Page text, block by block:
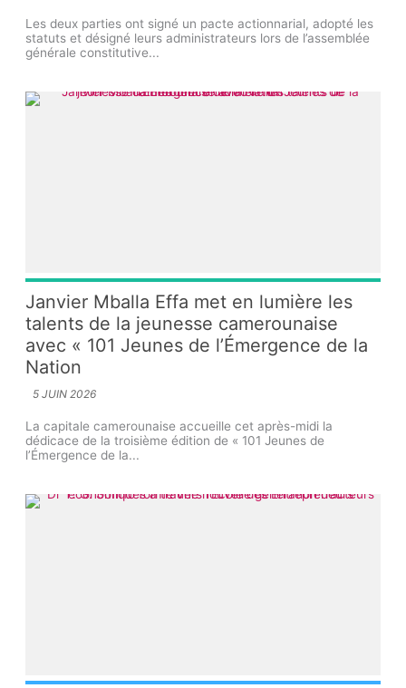
Les deux parties ont signé un pacte actionnarial, adopté les
statuts et désigné leurs administrateurs lors de l’assemblée
générale constitutive...
Janvier Mballa Effa met en lumière les
talents de la jeunesse camerounaise
avec « 101 Jeunes de l’Émergence de la
Nation
5 JUIN 2026
La capitale camerounaise accueille cet après-midi la
dédicace de la troisième édition de « 101 Jeunes de
l’Émergence de la...